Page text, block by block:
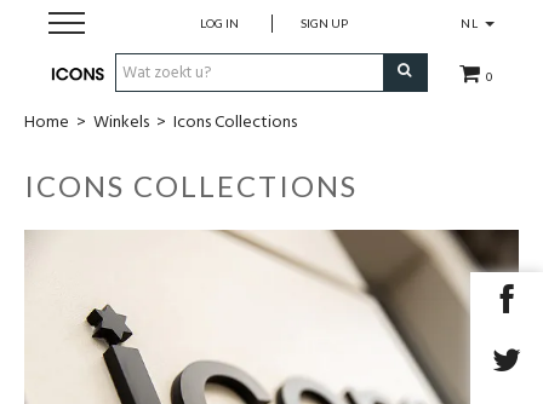
NL
0
LOG IN SIGN UP
Herenkleding
Dameskledij
Cadeau Bon
MAATWERK
Home > Winkels > Icons Collections
ICONS COLLECTIONS